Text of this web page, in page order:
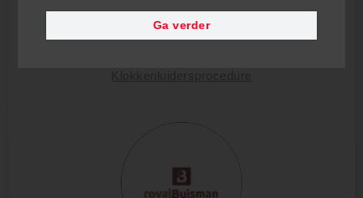
Instructies voor het Gebruik van het Parrot
Ga verder